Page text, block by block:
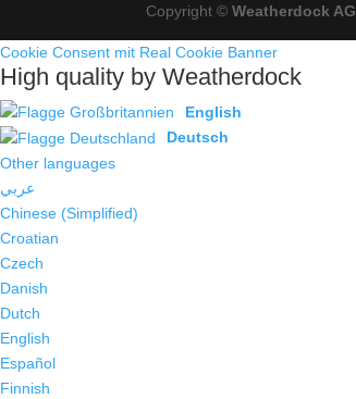
Copyright ©Weatherdock AG
Cookie Consent mit Real Cookie Banner
High quality by Weatherdock
English
Deutsch
Other languages
عربي
Chinese (Simplified)
Croatian
Czech
Danish
Dutch
English
Español
Finnish